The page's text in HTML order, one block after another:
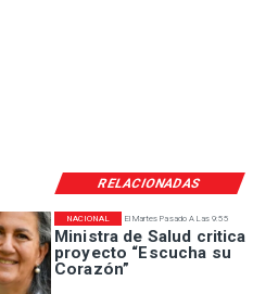
RELACIONADAS
El Martes Pasado A Las 9:55
Ministra de Salud critica
proyecto “Escucha su
Corazón”
NACIONAL